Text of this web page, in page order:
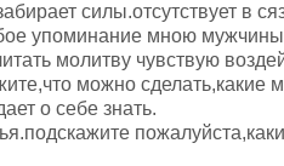
силы.отсутствует в
упоминание мною мужчины
молитву чувствую
можно сделать,какие
о себе знать.